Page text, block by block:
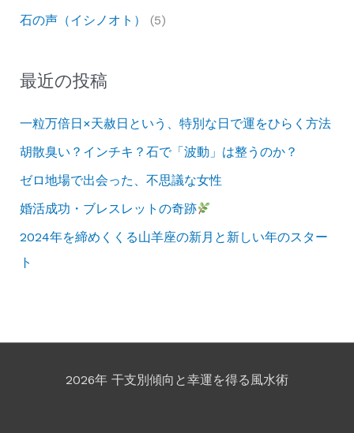
石の声（イシノオト）
(5)
最近の投稿
一粒万倍日×天赦日という、特別な日で運をひらく方法
胡散臭い？インチキ？石で「波動」は整うのか？
ゼロ地場で出会った、不思議な女性
婚活成功・ブレスレットの奇跡
2024年を締めくくる山羊座の新月と新しい年のスター
ト
2026年 干支別傾向と幸運を得る風水術